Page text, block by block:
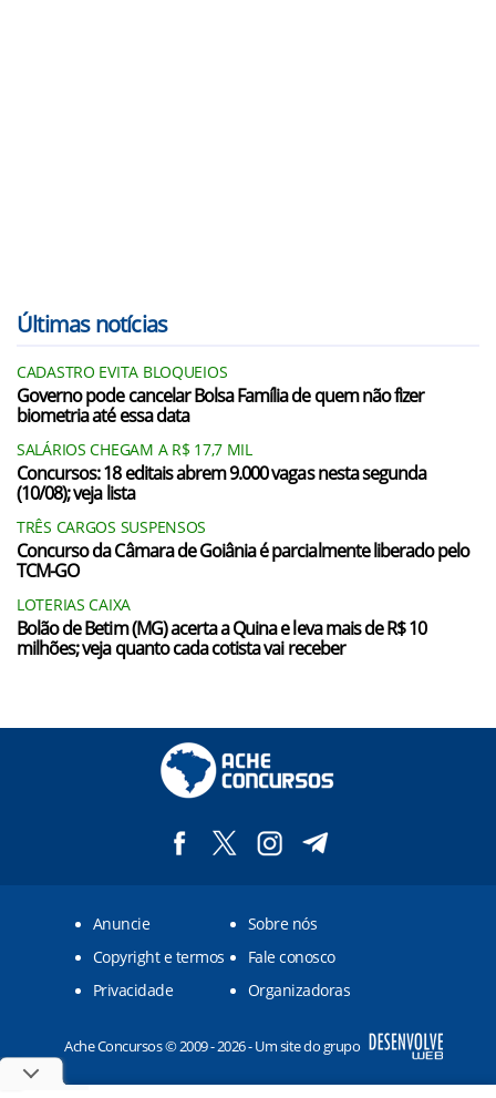
Últimas notícias
CADASTRO EVITA BLOQUEIOS
Governo pode cancelar Bolsa Família de quem não fizer
biometria até essa data
SALÁRIOS CHEGAM A R$ 17,7 MIL
Concursos: 18 editais abrem 9.000 vagas nesta segunda
(10/08); veja lista
TRÊS CARGOS SUSPENSOS
Concurso da Câmara de Goiânia é parcialmente liberado pelo
TCM-GO
LOTERIAS CAIXA
Bolão de Betim (MG) acerta a Quina e leva mais de R$ 10
milhões; veja quanto cada cotista vai receber
Anuncie
Sobre nós
Copyright e termos
Fale conosco
Privacidade
Organizadoras
Ache Concursos © 2009 - 2026 - Um site do grupo